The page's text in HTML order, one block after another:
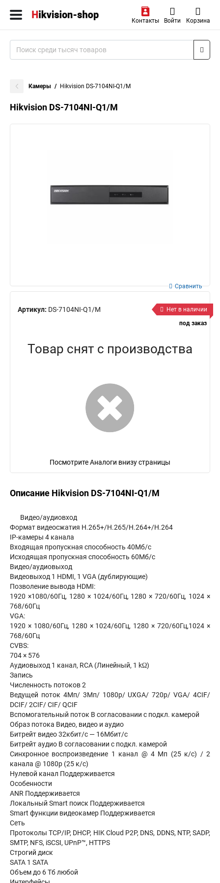
Контакты Войти Корзина
Камеры Hikvision DS-7104NI-Q1/M
Hikvision DS-7104NI-Q1/M
Артикул: DS-7104NI-Q1/M
Сравнить
Нет в наличии
под заказ
Товар снят с производства
Посмотрите Аналоги внизу страницы
Описание Hikvision DS-7104NI-Q1/M
Видео/аудиовход
Формат видеосжатия H.265+/H.265/H.264+/H.264
IP-камеры 4 канала
Входящая пропускная способность 40Мб/с
Исходящая пропускная способность 60Мб/с
Видео/аудиовыход
Видеовыход 1 HDMI, 1 VGA (дублирующие)
Позволение вывода HDMI:
1920 ×1080/60Гц, 1280 × 1024/60Гц, 1280 × 720/60Гц, 1024 ×
768/60Гц
VGA:
1920 × 1080/60Гц, 1280 × 1024/60Гц, 1280 × 720/60Гц,1024 ×
768/60Гц
CVBS:
704 × 576
Аудиовыход 1 канал, RCA (Линейный, 1 kΩ)
Запись
Численность потоков 2
Ведущей поток 4Мп/ 3Мп/ 1080p/ UXGA/ 720p/ VGA/ 4CIF/
DCIF/ 2CIF/ CIF/ QCIF
Вспомогательный поток В согласовании с подкл. камерой
Образ потока Видео, видео и аудио
Битрейт видео 32кбит/с — 16Мбит/с
Битрейт аудио В согласовании с подкл. камерой
Синхронное воспроизведение 1 канал @ 4 Мп (25 к/с) / 2
канала @ 1080р (25 к/с)
Нулевой канал Поддерживается
Особенности
ANR Поддерживается
Локальный Smart поиск Поддерживается
Smart функции видеокамер Поддерживается
Сеть
Протоколы TCP/IP, DHCP, HIK Cloud P2P, DNS, DDNS, NTP, SADP,
SMTP, NFS, iSCSI, UPnP™, HTTPS
Строгий диск
SATA 1 SATA
Объем до 6 Тб любой